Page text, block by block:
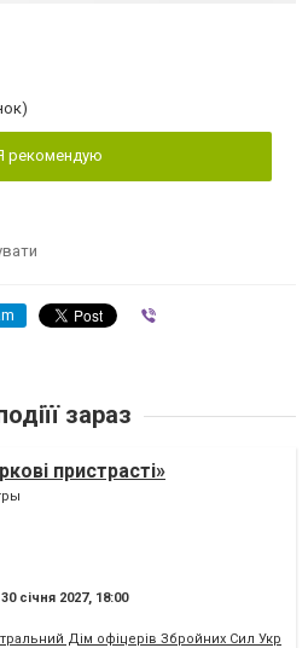
рекомендую
зараз
пристрасті»
30 січня 2027, 18:00
Дім офіцерів Збройних Сил